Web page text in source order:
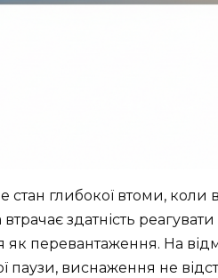
глибокої втоми, коли
здатність
як перевантаження. На
паузи, виснаження не